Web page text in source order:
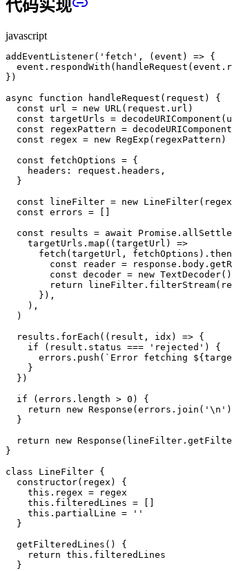
代码实现
javascript
addEventListener( 'fetch' , (event ) => {
  event.
respondWith ( handleRequest
})
async function handleRequest ( request ) {
  const
url = new URL (request.url)
  const
targetUrls = decodeURIComponent
  const
regexPattern = decodeURIComponent
  const
regex = new RegExp (regexPattern)
  const
fetchOptions = {
    headers: request.headers,
  }
  const
lineFilter = new LineFilter
  const
errors = []
  const
results = await Promise .
    targetUrls.
map ((targetUrl ) =>
      fetch
(targetUrl, fetchOptions). then
        const
reader = response.body.
        const
decoder = new TextDecoder()
        return
lineFilter. filterStream
      }),
    ),
  )
  results.
forEach (( result , idx ) => {
    if
(result.status === 'rejected' ) {
      errors.
push ( `Error fetching ${
    }
  })
  if
(errors. length > 0 ) {
    return
new Response (errors. join ( ' \n '
  }
  return
new Response (lineFilter.
}
class LineFilter {
  constructor
( regex ) {
    this
.regex = regex
    this
.filteredLines = []
    this
.partialLine = ''
  }
  getFilteredLines
() {
    return
this .filteredLines
  }